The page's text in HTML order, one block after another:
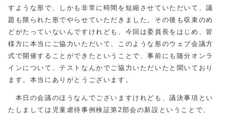
すような形で、しかも非常に時間を短縮させていただいて、議
題も限られた形でやらせていただきました。その後も収束のめ
どがたっていないんですけれども、今回は委員長をはじめ、皆
様方に本当にご協力いただいて、このような形のウェブ会議方
式で開催することができたということで、事前にも随分オンラ
インについて、テストなんかでご協力いただいたと聞いており
ます。本当にありがとうございます。
本日の会議のほうなんでございますけれども、議決事項とい
たしましては児童虐待事例検証第2部会の新設ということで、